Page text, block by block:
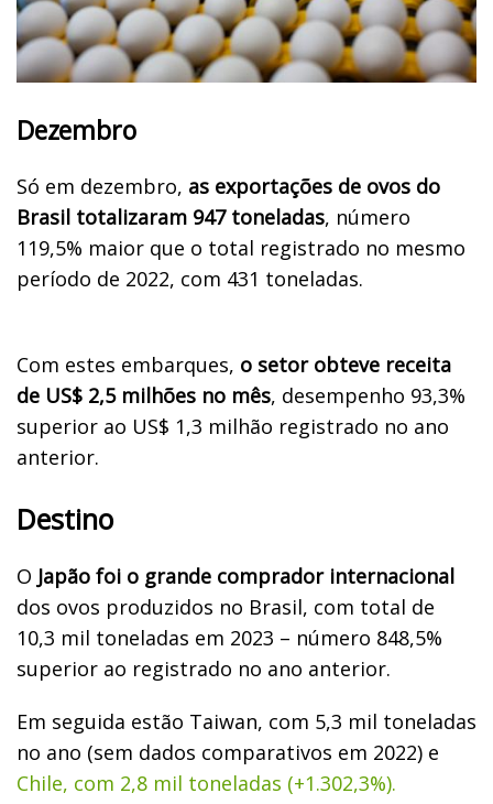
Dezembro
Só em dezembro, as exportações de ovos do
Brasil totalizaram 947 toneladas, número
119,5% maior que o total registrado no mesmo
período de 2022, com 431 toneladas.
Com estes embarques, o setor obteve receita
de US$ 2,5 milhões no mês, desempenho 93,3%
superior ao US$ 1,3 milhão registrado no ano
anterior.
Destino
O Japão foi o grande comprador internacional
dos ovos produzidos no Brasil, com total de
10,3 mil toneladas em 2023 – número 848,5%
superior ao registrado no ano anterior.
Em seguida estão Taiwan, com 5,3 mil toneladas
no ano (sem dados comparativos em 2022) e
Chile, com 2,8 mil toneladas (+1.302,3%).